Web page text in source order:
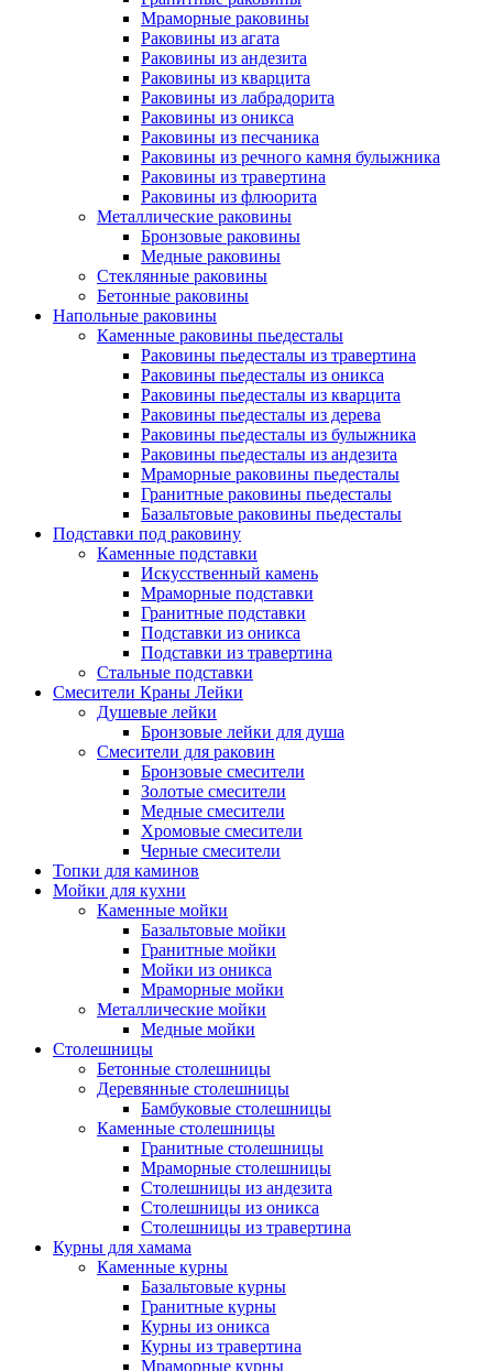
Мраморные раковины
Раковины из агата
Раковины из андезита
Раковины из кварцита
Раковины из лабрадорита
Раковины из оникса
Раковины из песчаника
Раковины из речного камня булыжника
Раковины из травертина
Раковины из флюорита
Металлические раковины
Бронзовые раковины
Медные раковины
Стеклянные раковины
Бетонные раковины
Напольные раковины
Каменные раковины пьедесталы
Раковины пьедесталы из травертина
Раковины пьедесталы из оникса
Раковины пьедесталы из кварцита
Раковины пьедесталы из дерева
Раковины пьедесталы из булыжника
Раковины пьедесталы из андезита
Мраморные раковины пьедесталы
Гранитные раковины пьедесталы
Базальтовые раковины пьедесталы
Подставки под раковину
Каменные подставки
Искусственный камень
Мраморные подставки
Гранитные подставки
Подставки из оникса
Подставки из травертина
Стальные подставки
Смесители Краны Лейки
Душевые лейки
Бронзовые лейки для душа
Смесители для раковин
Бронзовые смесители
Золотые смесители
Медные смесители
Хромовые смесители
Черные смесители
Топки для каминов
Мойки для кухни
Каменные мойки
Базальтовые мойки
Гранитные мойки
Мойки из оникса
Мраморные мойки
Металлические мойки
Медные мойки
Столешницы
Бетонные столешницы
Деревянные столешницы
Бамбуковые столешницы
Каменные столешницы
Гранитные столешницы
Мраморные столешницы
Столешницы из андезита
Столешницы из оникса
Столешницы из травертина
Курны для хамама
Каменные курны
Базальтовые курны
Гранитные курны
Курны из оникса
Курны из травертина
Мраморные курны